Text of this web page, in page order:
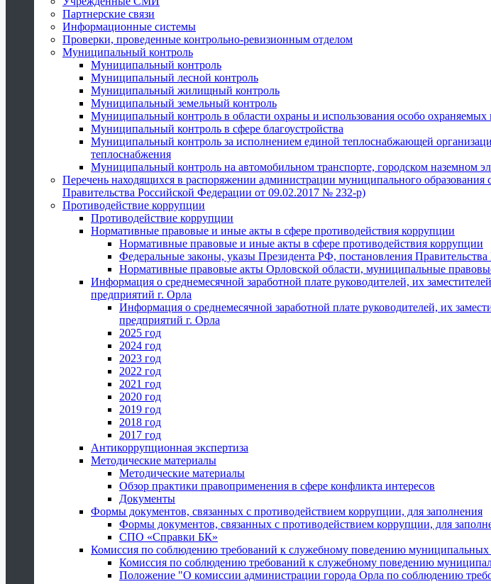
Партнерские связи
Информационные системы
Проверки, проведенные контрольно-ревизионным отделом
Муниципальный контроль
Муниципальный контроль
Муниципальный лесной контроль
Муниципальный жилищный контроль
Муниципальный земельный контроль
Муниципальный контроль в области охраны и использования особо
Муниципальный контроль в сфере благоустройства
Муниципальный контроль за исполнением единой теплоснабжающей
теплоснабжения
Муниципальный контроль на автомобильном транспорте, городском наземном
Перечень находящихся в распоряжении администрации муниципального
Правительства Российской Федерации от 09.02.2017 № 232-р)
Противодействие коррупции
Противодействие коррупции
Нормативные правовые и иные акты в сфере противодействия коррупции
Нормативные правовые и иные акты в сфере противодействия коррупции
Федеральные законы, указы Президента РФ, постановления
Нормативные правовые акты Орловской области, муниципальные
Информация о среднемесячной заработной плате руководителей, их
предприятий г. Орла
Информация о среднемесячной заработной плате руководителей, их
предприятий г. Орла
2025 год
2024 год
2023 год
2022 год
2021 год
2020 год
2019 год
2018 год
2017 год
Антикоррупционная экспертиза
Методические материалы
Методические материалы
Обзор практики правоприменения в сфере конфликта интересов
Документы
Формы документов, связанных с противодействием коррупции, для заполнения
Формы документов, связанных с противодействием коррупции, для
СПО «Справки БК»
Комиссия по соблюдению требований к служебному поведению
Комиссия по соблюдению требований к служебному поведению
Положение "О комиссии администрации города Орла по соблюдению